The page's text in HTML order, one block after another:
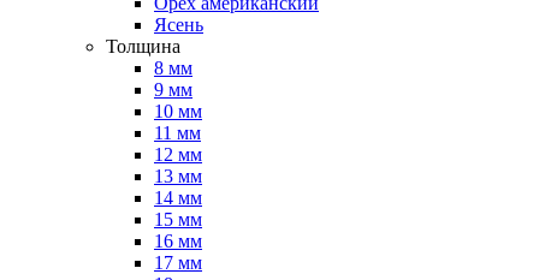
Ясень
Толщина
8 мм
9 мм
10 мм
11 мм
12 мм
13 мм
14 мм
15 мм
16 мм
17 мм